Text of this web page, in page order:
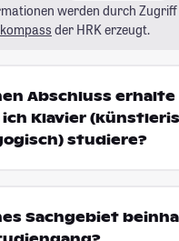
werden durch Zugriff
der HRK erzeugt.
Abschluss erhalte
Klavier
studiere?
Sachgebiet